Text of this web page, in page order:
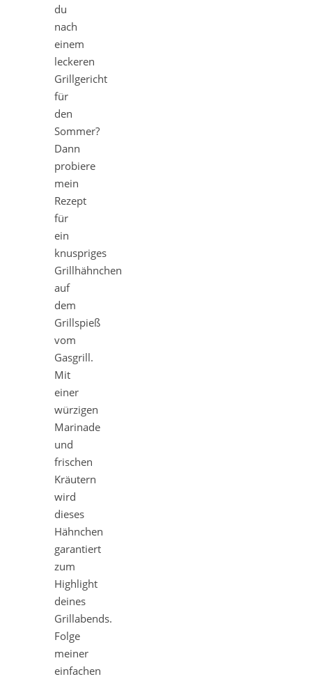
du
nach
einem
leckeren
Grillgericht
für
den
Sommer?
Dann
probiere
mein
Rezept
für
ein
knuspriges
Grillhähnchen
auf
dem
Grillspieß
vom
Gasgrill.
Mit
einer
würzigen
Marinade
und
frischen
Kräutern
wird
dieses
Hähnchen
garantiert
zum
Highlight
deines
Grillabends.
Folge
meiner
einfachen